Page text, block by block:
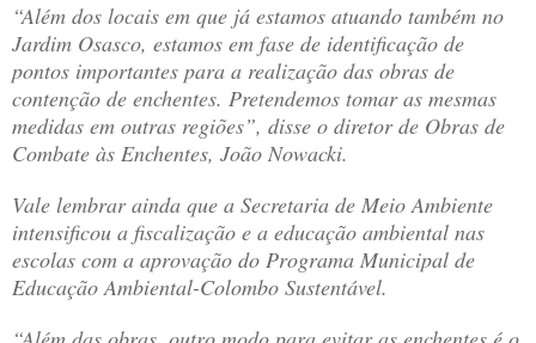
“Além dos locais em que já estamos atuando também no
Jardim Osasco, estamos em fase de identificação de
pontos importantes para a realização das obras de
contenção de enchentes. Pretendemos tomar as mesmas
medidas em outras regiões”, disse o diretor de Obras de
Combate às Enchentes, João Nowacki.
Vale lembrar ainda que a Secretaria de Meio Ambiente
intensificou a fiscalização e a educação ambiental nas
escolas com a aprovação do Programa Municipal de
Educação Ambiental-Colombo Sustentável.